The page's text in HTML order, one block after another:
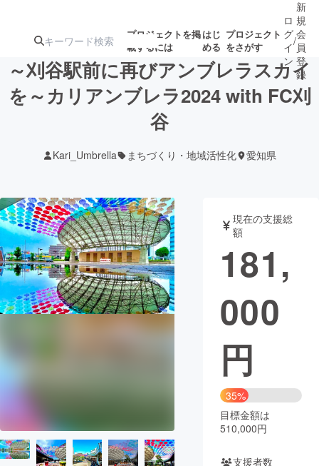
プロジェクトを掲
載するには
はじ
める
プロジェクト
をさがす
注目の新着プロ
テクノロジー・ガジェット
映像・映画 書籍・雑誌
ビジネス・起業 チャレンジ
CAMPFIRE Creation
コミュニティ
ロ
グ
イ
ン
/
新
規
会
員
登
録
～刈谷駅前に再びアンブレラスカイ
を～カリアンブレラ2024 with FC刈
谷
Kari_Umbrella まちづくり・地域活性化 愛知県
現在の支援総
額
181,
000
円
35%
目標金額は
510,000円
支援者数